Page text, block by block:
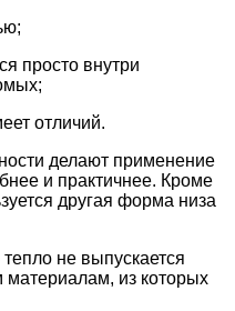
просто внутри
отличий.
делают применение
и практичнее. Кроме
другая форма низа
тепло не выпускается
материалам, из которых